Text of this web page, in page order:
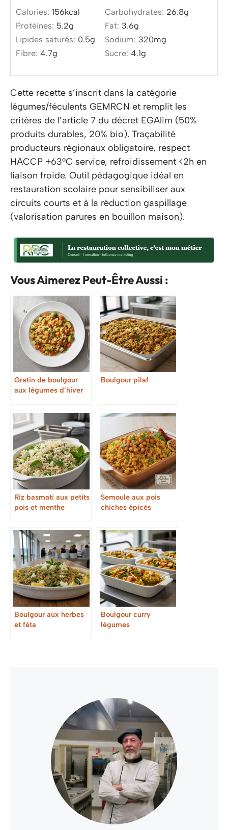
Calories: 156kcal Carbohydrates: 26.8g
Protéines: 5.2g Fat: 3.6g
Lipides saturés: 0.5g Sodium: 320mg
Fibre: 4.7g Sucre: 4.1g
Cette recette s’inscrit dans la catégorie
légumes/féculents GEMRCN et remplit les
critères de l’article 7 du décret EGAlim (50%
produits durables, 20% bio). Traçabilité
producteurs régionaux obligatoire, respect
HACCP +63°C service, refroidissement <2h en
liaison froide. Outil pédagogique idéal en
restauration scolaire pour sensibiliser aux
circuits courts et à la réduction gaspillage
(valorisation parures en bouillon maison).
Vous Aimerez Peut-Être Aussi :
Gratin de boulgour
aux légumes d’hiver
Boulgour pilaf
Riz basmati aux petits
pois et menthe
Semoule aux pois
chiches épicés
Boulgour aux herbes
et féta
Boulgour curry
légumes